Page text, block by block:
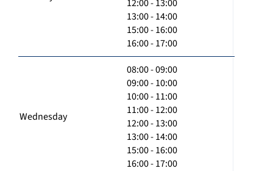
12:00 - 13:00
13:00 - 14:00
15:00 - 16:00
16:00 - 17:00
Wednesday
08:00 - 09:00
09:00 - 10:00
10:00 - 11:00
11:00 - 12:00
12:00 - 13:00
13:00 - 14:00
15:00 - 16:00
16:00 - 17:00